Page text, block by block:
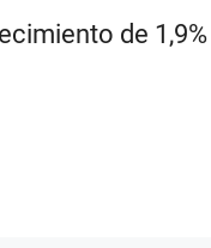
de